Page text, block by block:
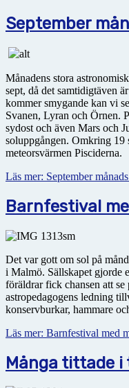
September
Månadens stora
sept, då det samtidigtäven
kommer smygande kan vi
Svanen, Lyran och Örnen.
sydost och även Mars och
soluppgången. Omkring 19
meteorsvärmen Pisciderna.
Läs mer: September
Barnfestival
Det var gott om sol på
i Malmö. Sällskapet gjorde
föräldrar fick chansen att
astropedagogens ledning
konservburkar, hammare
Läs mer: Barnfestival med
Många tittade i